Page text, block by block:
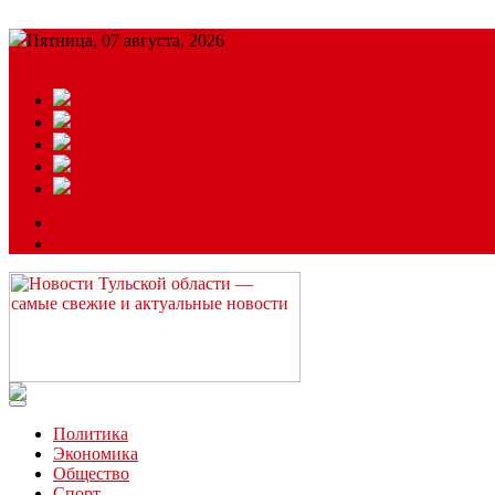
Пятница, 07 августа, 2026
Читайте последние новости дня в Тульской области на сайте
Политика
Экономика
Общество